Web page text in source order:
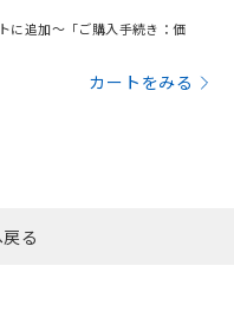
に追加～「ご購入手続き：価
カートをみる
る